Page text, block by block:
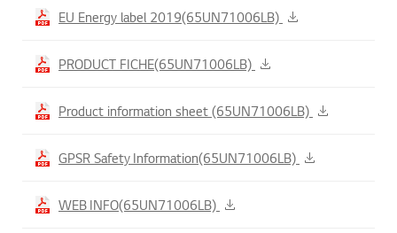
EU Energy label 2019(65UN71006LB)
PRODUCT FICHE(65UN71006LB)
Product information sheet (65UN71006LB)
GPSR Safety Information(65UN71006LB)
WEB INFO(65UN71006LB)